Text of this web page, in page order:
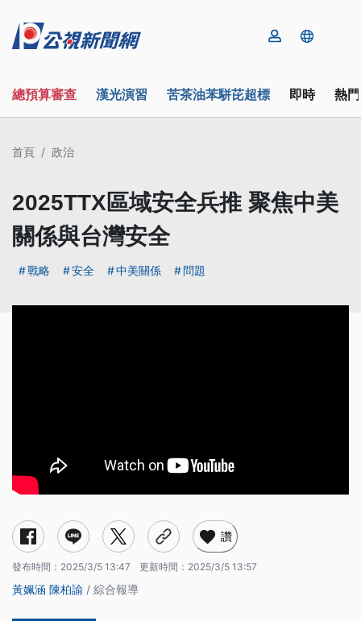
總預算審查 漢光演習 苦茶油苯駢芘超標 即時 熱
首頁 政治
2025TTX區域安全兵推 聚焦中美
關係與台灣安全
戰略 安全 中美關係 問題
讚
發布時間： 2025/3/5 13:47 更新時間： 2025/3/5 13:57
黃姵涵 陳柏諭 / 綜合報導